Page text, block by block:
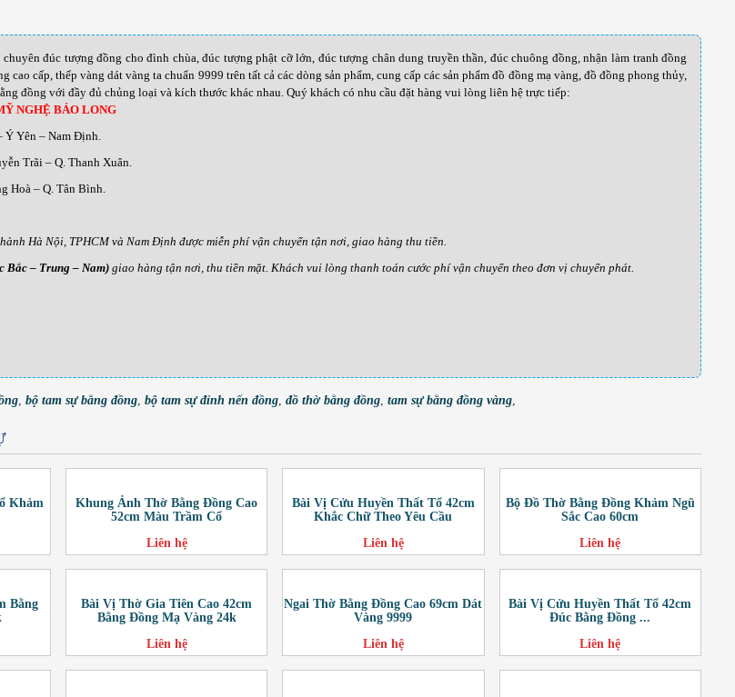
chuyên đúc tượng đồng cho đình chùa, đúc tượng phật cỡ lớn, đúc tượng chân dung truyền thần, đúc chuông đồng, nhận làm tranh đồng
cao cấp, thếp vàng dát vàng ta chuẩn 9999 trên tất cả các dòng sản phẩm, cung cấp các sản phẩm đồ đồng mạ vàng, đồ đồng phong thủy,
đồng với đầy đủ chủng loại và kích thước khác nhau.Quý khách có nhu cầu đặt hàng vui lòng liên hệ trực tiếp:
NGHỆ BẢO LONG
Ý Yên – Nam Định.
Trãi – Q. Thanh Xuân.
Hoà – Q. Tân Bình.
Hà Nội, TPHCM và Nam Định được miễn phí vận chuyển tận nơi, giao hàng thu tiền.
Bắc – Trung – Nam)giao hàng tận nơi, thu tiền mặt. Khách vui lòng thanh toán cước phí vận chuyển theo đơn vị chuyển phát.
, bộ tam sự bằng đồng, bộ tam sự đỉnh nến đồng, đồ thờ bằng đồng, tam sự bằng đồng vàng,
Khảm
Khung Ảnh Thờ Bằng Đồng Cao
52cm Màu Trầm Cổ
Liên hệ
Bài Vị Cửu Huyền Thất Tổ 42cm
Khắc Chữ Theo Yêu Cầu
Liên hệ
Bộ Đồ Thờ Bằng Đồng Khảm Ngũ
Sắc Cao 60cm
Liên hệ
Bằng
Bài Vị Thờ Gia Tiên Cao 42cm
Bằng Đồng Mạ Vàng 24k
Liên hệ
Ngai Thờ Bằng Đồng Cao 69cm Dát
Vàng 9999
Liên hệ
Bài Vị Cửu Huyền Thất Tổ 42cm
Đúc Bằng Đồng ...
Liên hệ